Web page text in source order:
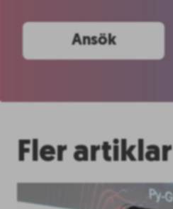
Ansök
Fler artiklar